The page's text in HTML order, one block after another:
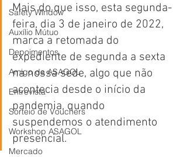
Safety Window
Auxílio Mútuo
Depoimentos
Amigo da ASAGOL
Entrevista
Sorteio de Vouchers
Workshop ASAGOL
Mercado
Mais do que isso, esta segunda-
feira, dia 3 de janeiro de 2022,
marca a retomada do
expediente de segunda a sexta
na nossa sede, algo que não
acontecia desde o início da
pandemia, quando
suspendemos o atendimento
presencial.